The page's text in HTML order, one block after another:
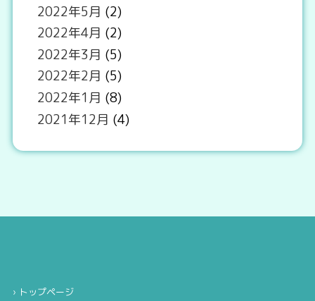
2022年5月 (2)
2022年4月 (2)
2022年3月 (5)
2022年2月 (5)
2022年1月 (8)
2021年12月 (4)
トップページ